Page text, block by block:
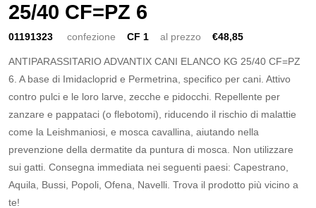
25/40 CF=PZ 6
01191323 confezione CF 1 al prezzo €48,85
ANTIPARASSITARIO ADVANTIX CANI ELANCO KG 25/40 CF=PZ
6. A base di Imidacloprid e Permetrina, specifico per cani. Attivo
contro pulci e le loro larve, zecche e pidocchi. Repellente per
zanzare e pappataci (o flebotomi), riducendo il rischio di malattie
come la Leishmaniosi, e mosca cavallina, aiutando nella
prevenzione della dermatite da puntura di mosca. Non utilizzare
sui gatti. Consegna immediata nei seguenti paesi: Capestrano,
Aquila, Bussi, Popoli, Ofena, Navelli. Trova il prodotto più vicino a
te!